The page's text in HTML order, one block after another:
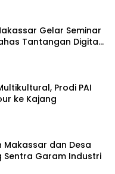
Gelar Seminar
Tantangan Digital
Prodi PAI
ke Kajang
Makassar dan Desa
Sentra Garam Industri